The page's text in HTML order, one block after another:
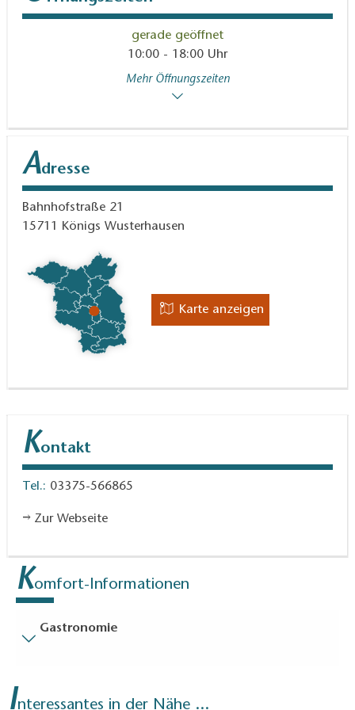
gerade geöffnet
10:00 - 18:00 Uhr
Mehr Öffnungszeiten
Adresse
Bahnhofstraße 21
15711 Königs Wusterhausen
Karte anzeigen
Kontakt
Tel.: 03375-566865
Zur Webseite
Komfort-Informationen
Gastronomie
Entfernung der Besucherparkplätze zum Eingang (in
Interessantes in der Nähe ...